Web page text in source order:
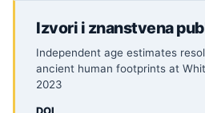
Izvori i znanstvena
Independent age estimates
ancient human footprints at
2023